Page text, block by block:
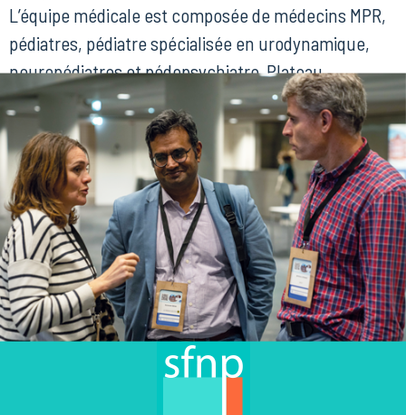
L’équipe médicale est composée de médecins MPR,
pédiatres, pédiatre spécialisée en urodynamique,
neuropédiatres et pédopsychiatre. Plateau
technique de réadaptation : kinésithérapie, APA,
ergothérapie, psychomotricité, orthophonie,
neuropsychologie, psychologie, orthoprothésistes,
[…]